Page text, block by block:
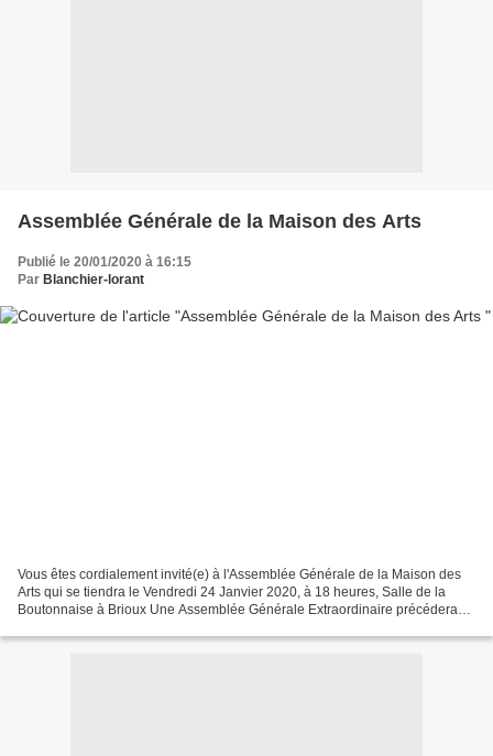
Assemblée Générale de la Maison des Arts
Publié le 20/01/2020 à 16:15
Par Blanchier-lorant
Vous êtes cordialement invité(e) à l'Assemblée Générale de la Maison des
Arts qui se tiendra le Vendredi 24 Janvier 2020, à 18 heures, Salle de la
Boutonnaise à Brioux Une Assemblée Générale Extraordinaire précédera